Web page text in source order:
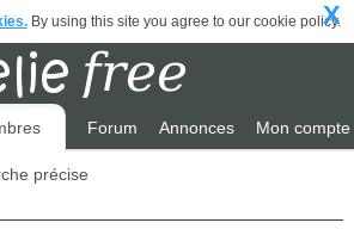
By using this site you agree to our cookie policy.
X
Forum Annonces Mon compte
précise